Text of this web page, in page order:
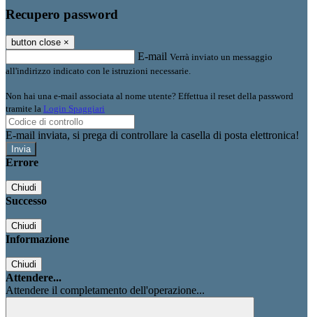
Recupero password
button close ×
E-mail Verrà inviato un messaggio
all'indirizzo indicato con le istruzioni necessarie.
Non hai una e-mail associata al nome utente? Effettua il reset della password
tramite la Login Spaggiari
E-mail inviata, si prega di controllare la casella di posta elettronica!
Errore
Chiudi
Successo
Chiudi
Informazione
Chiudi
Attendere...
Attendere il completamento dell'operazione...